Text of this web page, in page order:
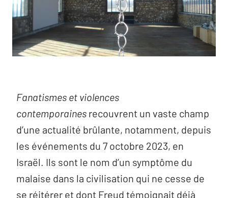
Fanatismes et violences
contemporaines recouvrent un vaste champ
d’une actualité brûlante, notamment, depuis
les événements du 7 octobre 2023, en
Israël. Ils sont le nom d’un symptôme du
malaise dans la civilisation qui ne cesse de
se réitérer et dont Freud témoignait déjà